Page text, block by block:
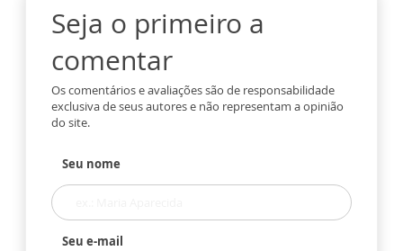
Seja o primeiro a
comentar
Os comentários e avaliações são de responsabilidade
exclusiva de seus autores e não representam a opinião
do site.
Seu nome
Seu e-mail